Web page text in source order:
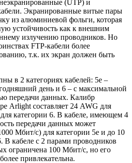
(UTP) и
Экранированные витые пары
из алюминиевой фольги, которая
устойчивость как к внешним
излучению проводников. Но
FTP-кабели более
т.к. их экран должен быть
в 2 категориях кабелей: 5е –
день и 6 – с максимальной
передачи данных. Калибр
Arlight составляет 24 AWG для
категории 6. В кабеле, имеющем 4
передачи данных может
Мбит/с) для категории 5е и до 10
В кабеле с 2 парами проводников
ограничена 100 Мбит/с, но его
привлекательна.